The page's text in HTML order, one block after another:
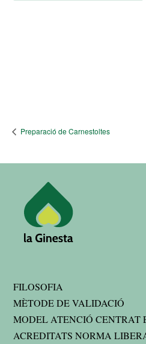
Preparació de Carnestoltes
FILOSOFIA
MÈTODE DE VALIDACIÓ
MODEL ATENCIÓ CENTRAT
ACREDITATS NORMA